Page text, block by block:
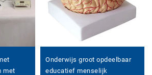
met
Onderwijs groot opdeelbaar
educatief menselijk